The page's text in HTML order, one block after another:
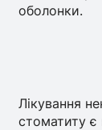
оболонки.
Лікування
стоматиту